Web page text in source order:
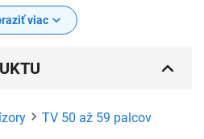
viac
TV 50 až 59 palcov